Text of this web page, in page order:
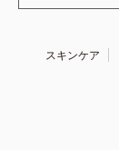
スキンケア